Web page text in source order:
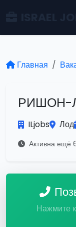
Главная
РИШОН-
ILjobs Лод
Активна ещё
Нажмите